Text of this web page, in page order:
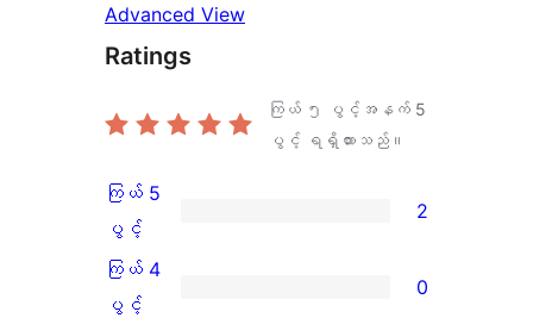
Advanced View
Ratings
ကြယ် ၅ ပွင့်အနက် 5
ပွင့် ရရှိထားသည်။
ကြယ်
5
ပွင့်
ကြယ် 5
ပွင့်
2
ကြယ်
ကြယ် 4
ပွင့်
0